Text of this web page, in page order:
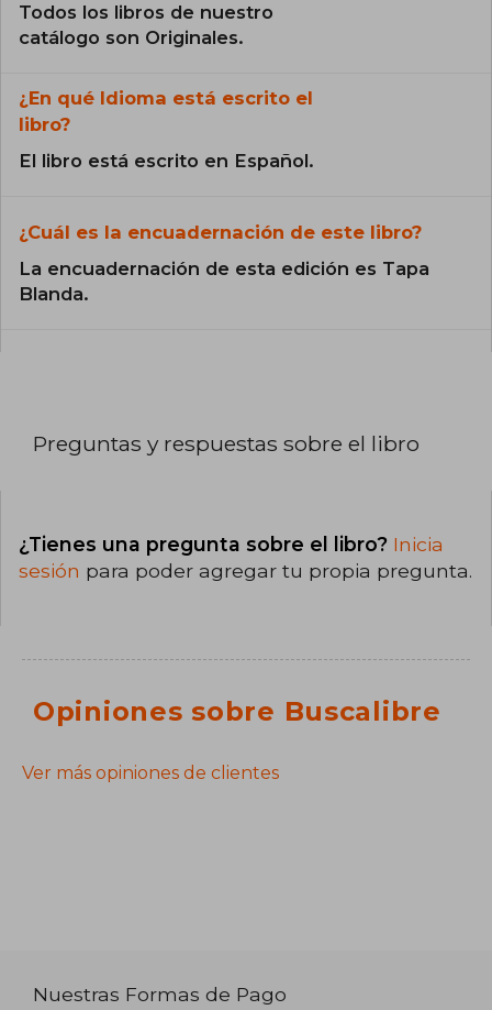
Todos los libros de nuestro
catálogo son Originales.
¿En qué Idioma está escrito el
libro?
El libro está escrito en Español.
¿Cuál es la encuadernación de este libro?
La encuadernación de esta edición es Tapa
Blanda.
Preguntas y respuestas sobre el libro
¿Tienes una pregunta sobre el libro? Inicia
sesión para poder agregar tu propia pregunta.
Opiniones sobre Buscalibre
Ver más opiniones de clientes
Nuestras Formas de Pago